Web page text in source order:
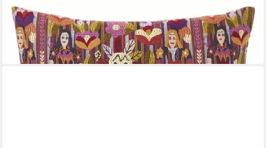
ROHLEDER
Kissenhülle Kissenhülle Tulum People Magenta (60x60cm)
79,90 €
lieferbar - in 2-3 Werktagen bei dir